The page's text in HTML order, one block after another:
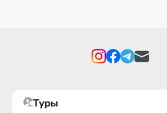
Туры